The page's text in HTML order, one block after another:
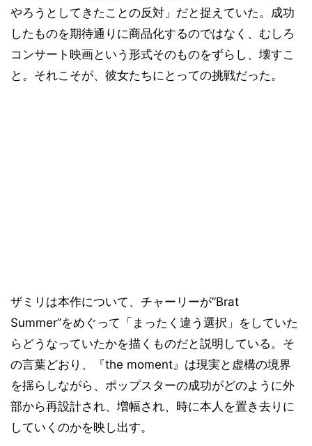
やろうとしてきたことの反対」だと捉えていた。成功
したものを期待通りに商品化するのではなく、むしろ
コンサート映画という形式そのものをずらし、壊すこ
と。それこそが、彼女たちにとっての挑戦だった。
ザミリは本作について、チャーリーが”Brat
Summer”をめぐって「まったく違う選択」をしていた
らどうなっていたかを描くものだと説明している。そ
の言葉どおり、『the moment』は現実と虚構の境界
を揺らしながら、ポップスターの成功がどのように外
部から再設計され、増幅され、時に本人を置き去りに
していくのかを映し出す。